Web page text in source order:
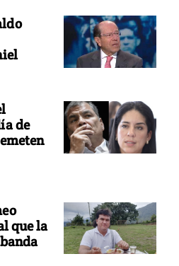
de
que la